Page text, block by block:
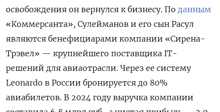
освобождения он вернулся к бизнесу. По данным
«Коммерсанта», Сулейманов и его сын Расул
являются бенефициарами компании «Сирена-
Трэвел» — крупнейшего поставщика IT-
решений для авиаотрасли. Через ее систему
Leonardo в России бронируется до 80%
авиабилетов. В 2024 году выручка компании